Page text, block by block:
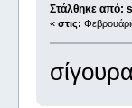
Στάλθηκε από:
« στις: